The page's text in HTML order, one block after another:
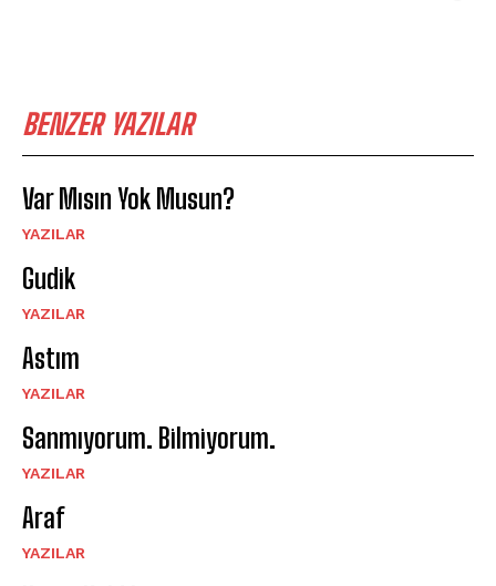
BENZER YAZILAR
Var Mısın Yok Musun?
YAZILAR
Gudik
YAZILAR
Astım
YAZILAR
Sanmıyorum. Bilmiyorum.
YAZILAR
Araf
YAZILAR